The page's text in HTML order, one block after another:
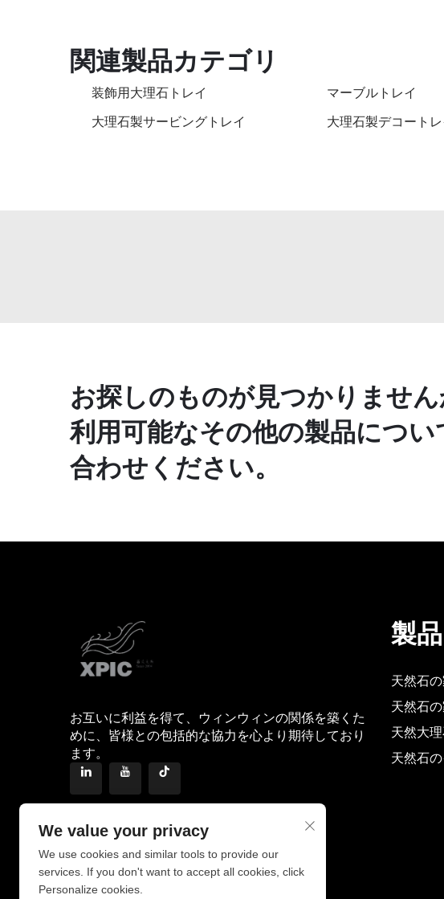
関連製品カテゴリ
装飾用大理石トレイ マーブルトレイ
大理石製サービングトレイ 大理石製デコートレ
お探しのものが見つかりません
利用可能なその他の製品につ
合わせください。
お互いに利益を得て、ウィンウィンの関係を築くた
めに、皆様との包括的な協力を心より期待しており
ます。
製品
天然石
天然石
天然大
天然石
We value your privacy
We use cookies and similar tools to provide our
services. If you don't want to accept all cookies, click
Personalize cookies.